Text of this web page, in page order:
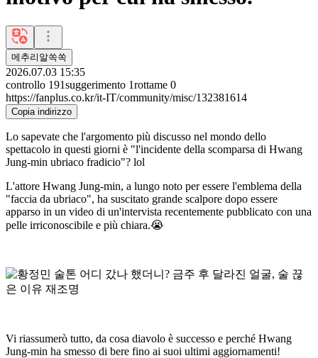
메추리알쏙쏙
2026.07.03 15:35
controllo 191suggerimento 1rottame 0
https://fanplus.co.kr/it-IT/community/misc/132381614
Copia indirizzo
Lo sapevate che l'argomento più discusso nel mondo dello
spettacolo in questi giorni è "l'incidente della scomparsa di Hwang
Jung-min ubriaco fradicio"? lol
L'attore Hwang Jung-min, a lungo noto per essere l'emblema della
"faccia da ubriaco", ha suscitato grande scalpore dopo essere
apparso in un video di un'intervista recentemente pubblicato con una
pelle irriconoscibile e più chiara.😭
Vi riassumerò tutto, da cosa diavolo è successo e perché Hwang
Jung-min ha smesso di bere fino ai suoi ultimi aggiornamenti!